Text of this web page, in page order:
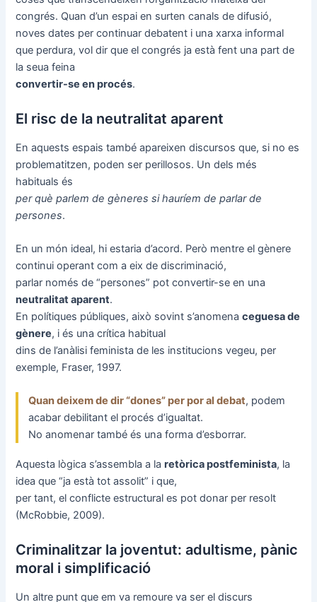
congrés. Quan d’un espai en surten canals de difusió,
noves dates per continuar debatent i una xarxa informal
que perdura, vol dir que el congrés ja està fent una part de
la seua feina
convertir-se en procés.
El risc de la neutralitat aparent
En aquests espais també apareixen discursos que, si no es
problematitzen, poden ser perillosos. Un dels més
habituals és
per què parlem de gèneres si hauríem de parlar de
persones.
En un món ideal, hi estaria d’acord. Però mentre el gènere
continui operant com a eix de discriminació,
parlar només de “persones” pot convertir-se en una
neutralitat aparent.
En polítiques públiques, això sovint s’anomenaceguesa de
gènere, i és una crítica habitual
dins de l’anàlisi feminista de les institucions vegeu, per
exemple, Fraser, 1997.
Quan deixem de dir “dones” per por al debat, podem
acabar debilitant el procés d’igualtat.
No anomenar també és una forma d’esborrar.
Aquesta lògica s’assembla a laretòrica postfeminista, la
idea que “ja està tot assolit” i que,
per tant, el conflicte estructural es pot donar per resolt
(McRobbie, 2009).
Criminalitzar la joventut: adultisme, pànic
moral i simplificació
Un altre punt que em va remoure va ser el discurs